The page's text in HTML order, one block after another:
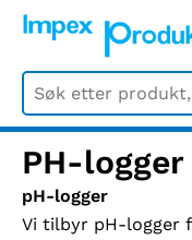
PH-logger
pH-logger
Vi tilbyr pH-logger